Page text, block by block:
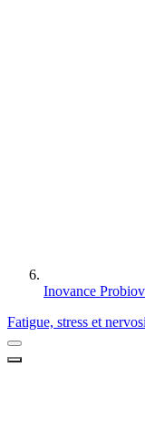
Inovance
Fatigue, stress et